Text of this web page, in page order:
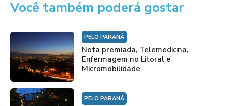
Você também poderá gostar
PELO PARANÁ
Nota premiada, Telemedicina,
Enfermagem no Litoral e
Micromobilidade
PELO PARANÁ